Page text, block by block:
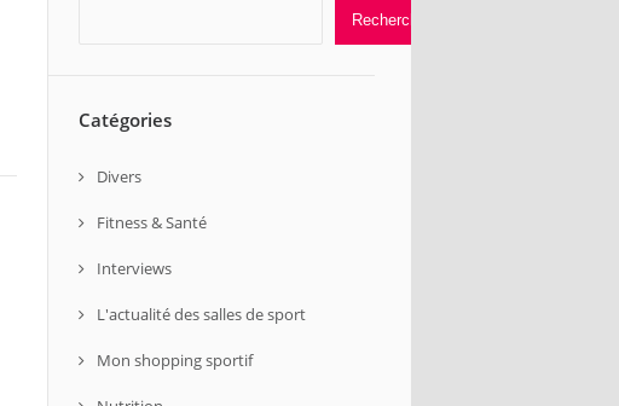
Rechercher
Catégories
Divers
Fitness & Santé
Interviews
L'actualité des salles de sport
Mon shopping sportif